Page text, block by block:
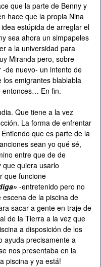
que la parte de Benny y
hace que la propia Nina
estúpida de arreglar el
sea ahora un simpapeles
a la universidad para
Miranda pero, sobre
de nuevo- un intento de
emigrantes blablabla
entonces… En fin.
Que tiene a la vez
La forma de enfrentar
que es parte de la
sean yo qué sé,
entre que de de
quiera usarlo
que funcione
-entretenido pero no
de la piscina de
sacar a gente en traje de
de la Tierra a la vez que
a disposición de los
ayuda precisamente a
nos presentaba en la
piscina y ya está!